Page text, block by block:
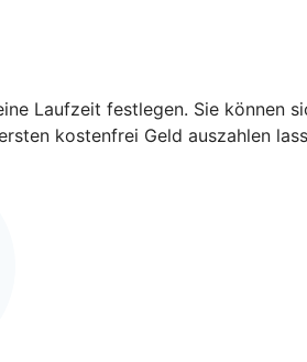
Laufzeit festlegen. Sie können
kostenfrei Geld auszahlen